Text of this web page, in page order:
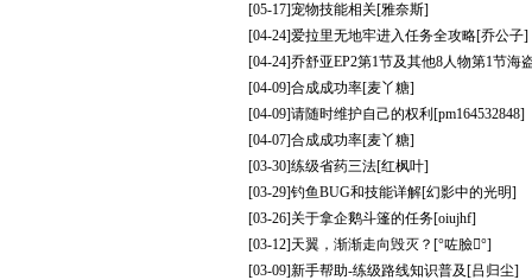
[05-17]宠物技能相关[雅奈斯]
[04-24]爱拉里无地牢进入任务全攻略[乔公子]
[04-24]乔舒亚EP2第1节及其他8人物第1节海
[04-09]合成成功率[麦丫糖]
[04-09]请随时维护自己的权利 [pm164532848]
[04-07]合成成功率[麦丫糖]
[03-30]练级省药三法[红枫叶]
[03-29]钓鱼BUG和技能详解[幻影中的光明]
[03-26]关于拿企鹅斗篷的任务[oiujhf]
[03-12]天翼，渐渐走向毁灭？ [°咗臉°]
[03-09]新手帮助-练级路线知识普及 [吕归尘]